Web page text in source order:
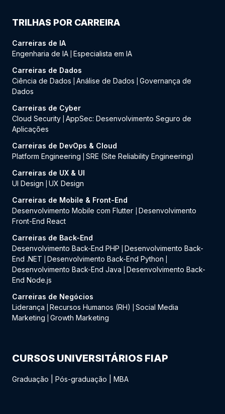
TRILHAS POR CARREIRA
Carreiras de IA
Engenharia de IA Especialista em IA
Carreiras de Dados
Ciência de Dados
Análise de Dados
Governança de
Dados
Carreiras de Cyber
Cloud Security AppSec: Desenvolvimento Seguro de
Aplicações
Carreiras de DevOps & Cloud
Platform Engineering
SRE (Site Reliability Engineering)
Carreiras de UX & UI
UI Design
UX Design
Carreiras de Mobile & Front-End
Desenvolvimento Mobile com Flutter
Desenvolvimento
Front-End React
Carreiras de Back-End
Desenvolvimento Back-End PHP
Desenvolvimento Back-
End .NET
Desenvolvimento Back-End Python
Desenvolvimento Back-End Java
Desenvolvimento Back-
End Node.js
Carreiras de Negócios
Liderança
Recursos Humanos (RH)
Social Media
Marketing
Growth Marketing
CURSOS UNIVERSITÁRIOS FIAP
Graduação Pós-graduação MBA